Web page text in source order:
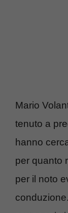
Mario
tenuto a
hanno
per quanto
per il noto